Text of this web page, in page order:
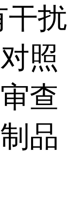
干扰
照
查
品